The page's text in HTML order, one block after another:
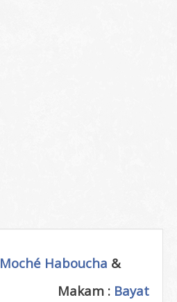
Moché Haboucha &
Makam : Bayat